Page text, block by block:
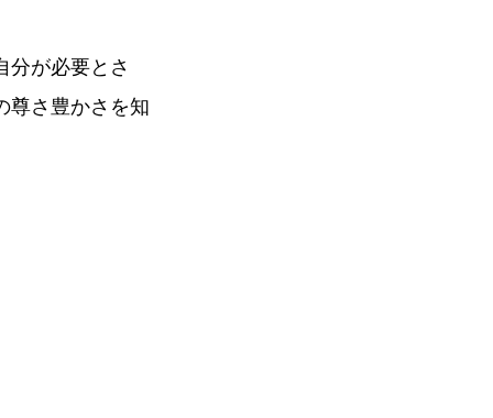
分が必要とさ
尊さ豊かさを知